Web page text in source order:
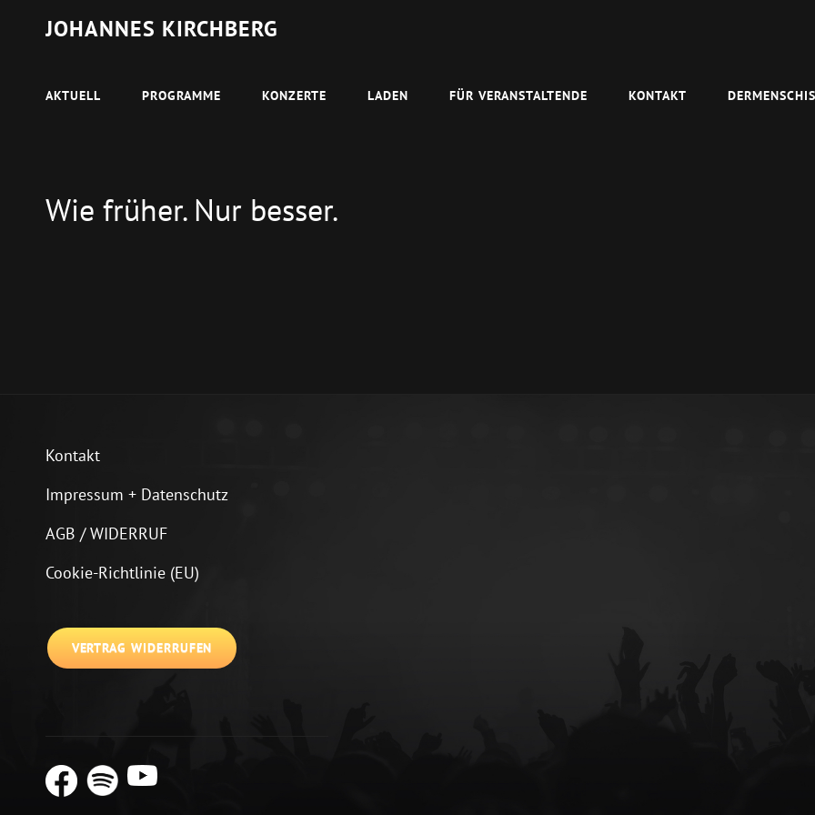
JOHANNES KIRCHBERG
AKTUELL PROGRAMME KONZERTE LADEN FÜR VERANSTALTENDE KONTAKT
Wie früher. Nur besser.
Kontakt
Impressum + Datenschutz
AGB / WIDERRUF
Cookie-Richtlinie (EU)
VERTRAG WIDERRUFEN